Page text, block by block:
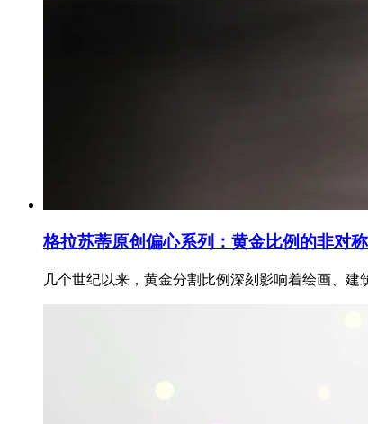
格拉苏蒂原创偏心系列：黄金比例的非对
几个世纪以来，黄金分割比例深刻影响着绘画、